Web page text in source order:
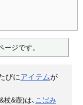
ジです。
びにアイテムが
杖&壺)は､ こばみ